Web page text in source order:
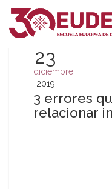
23
diciembre
2019
3 errores
relacionar